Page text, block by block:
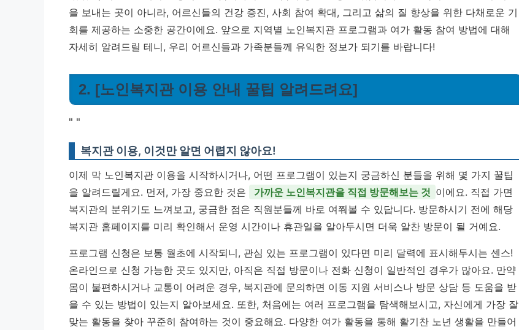
을 보내는 곳이 아니라, 어르신들의 건강 증진, 사회 참여 확대, 그리고 삶의 질 향상을 위한 다채로운 기
회를 제공하는 소중한 공간이에요. 앞으로 지역별 노인복지관 프로그램과 여가 활동 참여 방법에 대해
자세히 알려드릴 테니, 우리 어르신들과 가족분들께 유익한 정보가 되기를 바랍니다!
2. [노인복지관 이용 안내 꿀팁 알려드려요]
" "
복지관 이용, 이것만 알면 어렵지 않아요!
이제 막 노인복지관 이용을 시작하시거나, 어떤 프로그램이 있는지 궁금하신 분들을 위해 몇 가지 꿀팁
을 알려드릴게요. 먼저, 가장 중요한 것은
가까운 노인복지관을 직접 방문해보는 것 이에요. 직접 가면
복지관의 분위기도 느껴보고, 궁금한 점은 직원분들께 바로 여쭤볼 수 있답니다. 방문하시기 전에 해당
복지관 홈페이지를 미리 확인해서 운영 시간이나 휴관일을 알아두시면 더욱 알찬 방문이 될 거예요.
프로그램 신청은 보통 월초에 시작되니, 관심 있는 프로그램이 있다면 미리 달력에 표시해두시는 센스!
온라인으로 신청 가능한 곳도 있지만, 아직은 직접 방문이나 전화 신청이 일반적인 경우가 많아요. 만약
몸이 불편하시거나 교통이 어려운 경우, 복지관에 문의하면 이동 지원 서비스나 방문 상담 등 도움을 받
을 수 있는 방법이 있는지 알아보세요. 또한, 처음에는 여러 프로그램을 탐색해보시고, 자신에게 가장 잘
맞는 활동을 찾아 꾸준히 참여하는 것이 중요해요. 다양한 여가 활동을 통해 활기찬 노년 생활을 만들어